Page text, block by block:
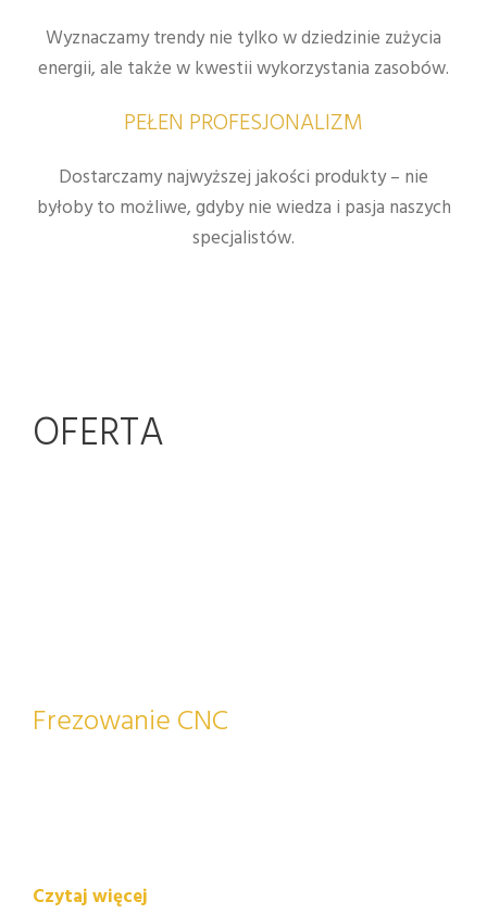
Wyznaczamy trendy nie tylko w dziedzinie zużycia
energii, ale także w kwestii wykorzystania zasobów.
PEŁEN PROFESJONALIZM
Dostarczamy najwyższej jakości produkty – nie
byłoby to możliwe, gdyby nie wiedza i pasja naszych
specjalistów.
OFERTA
Frezowanie CNC
Czytaj więcej